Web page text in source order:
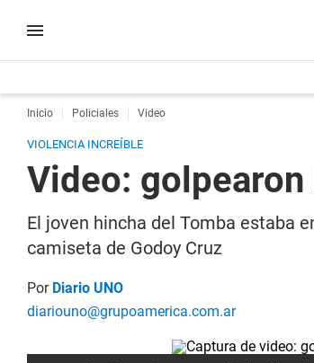
Inicio Policiales Video
VIOLENCIA INCREÍBLE
Video:
El joven hincha del Tomba estaba
camiseta de Godoy Cruz
Por Diario UNO
diariouno@grupoamerica.com.ar